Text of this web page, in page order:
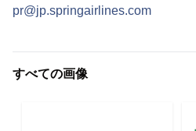
pr@jp.springairlines.com
すべての画像